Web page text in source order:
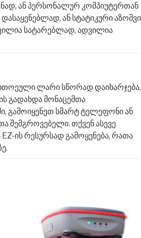
ან პერსონალურ კომპიუტერთან
ან სტატიკური
სატარებლად, ადვილია
ლარი სწორად დაიხარჯება.
გადახდა მონაცემთა
გამოიყენეთ სმარტ ტელეფონი ან
შემგროვებელი. თქვენ ასევე
ის რესურსად გამოყენება, რათა